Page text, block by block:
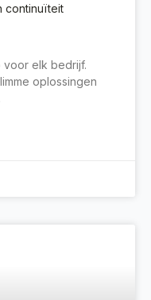
continuïteit
voor elk bedrijf.
oplossingen